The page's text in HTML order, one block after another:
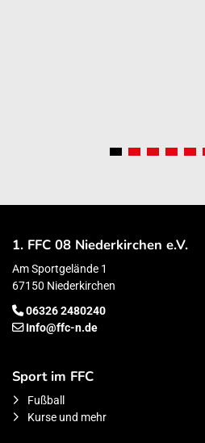
1. FFC 08 Niederkirchen e.V.
Am Sportgelände 1
67150 Niederkirchen
06326 2480240
Info@ffc-n.de
Sport im FFC
Fußball
Kurse und mehr